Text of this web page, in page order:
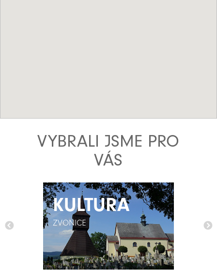
VYBRALI JSME PRO
VÁS
KULTURA
ZVONICE
KULTURA
ZVONICE